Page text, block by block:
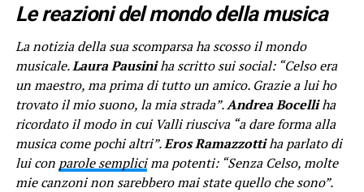
Le reazioni del mondo della musica
La notizia della sua scomparsa ha scosso il mondo
musicale.Laura Pausiniha scritto sui social: “Celso era
un maestro, ma prima di tutto un amico. Grazie a lui ho
trovato il mio suono, la mia strada”.Andrea Bocelliha
ricordato il modo in cui Valli riusciva “a dare forma alla
musica come pochi altri”.Eros Ramazzottiha parlato di
lui con parole semplicima potenti: “Senza Celso, molte
mie canzoni non sarebbero mai state quello che sono”.